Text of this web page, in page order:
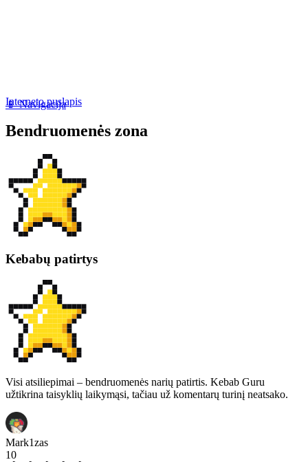
📱 Navigacija
Interneto puslapis
Bendruomenės zona
Kebabų patirtys
Visi atsiliepimai – bendruomenės narių patirtis. Kebab Guru
užtikrina taisyklių laikymąsi, tačiau už komentarų turinį neatsako.
Mark1zas
10